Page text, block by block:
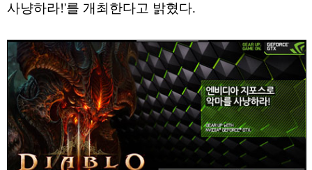
사냥하라!'를 개최한다고 밝혔다.